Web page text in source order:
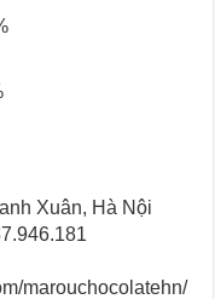
Xuân, Hà Nội
marouchocolatehn/